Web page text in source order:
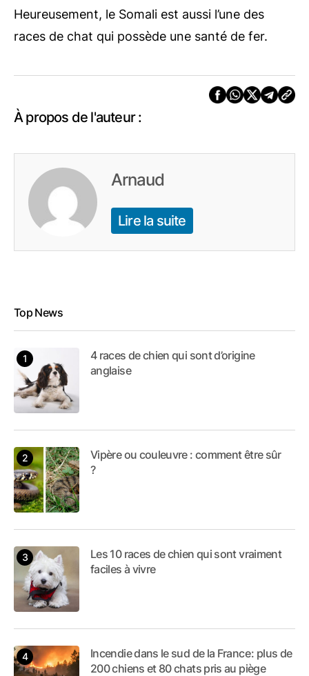
Heureusement, le Somali est aussi l’une des
races de chat qui possède une santé de fer.
À propos de l'auteur :
Arnaud
Lire la suite
Top News
4 races de chien qui sont d’origine
anglaise
Vipère ou couleuvre : comment être sûr
?
Les 10 races de chien qui sont vraiment
faciles à vivre
Incendie dans le sud de la France : plus de
200 chiens et 80 chats pris au piège